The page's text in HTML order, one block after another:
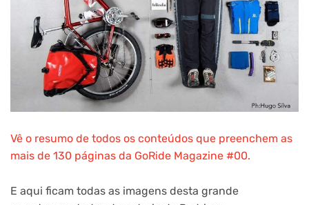
Vê o resumo de todos os conteúdos que preenchem as
mais de 130 páginas da GoRide Magazine #00.
E aqui ficam todas as imagens desta grande